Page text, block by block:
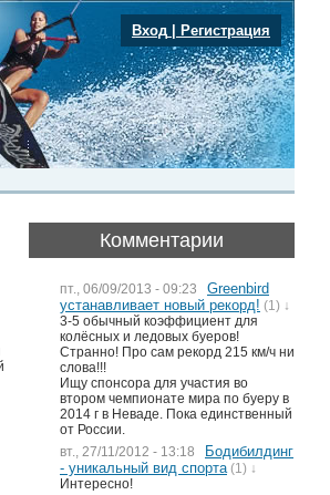
Вход Регистрация
Комментарии
пт., 06/09/2013 - 09:23
Greenbird
устанавливает новый рекорд! (1) ↓
3-5 обычный коэффициент для
колёсных и ледовых буеров!
Странно! Про сам рекорд 215 км/ч ни
слова!!!
Ищу спонсора для участия во
втором чемпионате мира по буеру в
2014 г в Неваде. Пока единственный
от России.
вт., 27/11/2012 - 13:18
Бодибилдинг
- уникальный вид спорта (1) ↓
Интересно!